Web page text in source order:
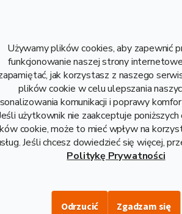
Używamy plików cookies, aby zapewnić
funkcjonowanie naszej strony
jak korzystasz z naszego
plików cookie w celu ulepszania
komunikacji i poprawy
użytkownik nie zaakceptuje poniższych
cookie, może to mieć wpływ na
Jeśli chcesz dowiedzieć się więcej,
Politykę Prywatności
Odrzucić Zgadzam się
Opis i danne
profil o kwadratowym kształcie,
profile kwadratowe są
stalowych. Mają szerokie
jest dostarczany w długości 6 m, z